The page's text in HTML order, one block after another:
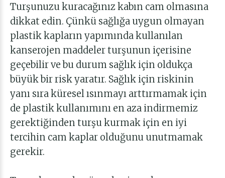
Turşunuzu kuracağınız kabın cam olmasına
dikkat edin. Çünkü sağlığa uygun olmayan
plastik kapların yapımında kullanılan
kanserojen maddeler turşunun içerisine
geçebilir ve bu durum sağlık için oldukça
büyük bir risk yaratır. Sağlık için riskinin
yanı sıra küresel ısınmayı arttırmamak için
de plastik kullanımını en aza indirmemiz
gerektiğinden turşu kurmak için en iyi
tercihin cam kaplar olduğunu unutmamak
gerekir.